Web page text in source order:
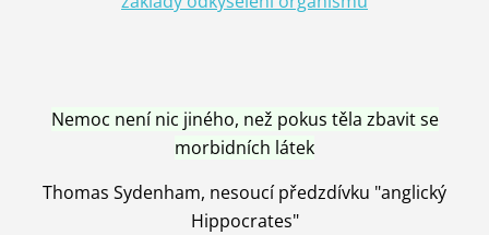
Nemoc není nic jiného, než pokus těla zbavit se
morbidních látek
Thomas Sydenham, nesoucí předzdívku "anglický
Hippocrates"